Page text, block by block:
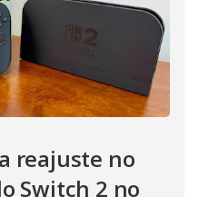
reajuste no
Switch 2 no